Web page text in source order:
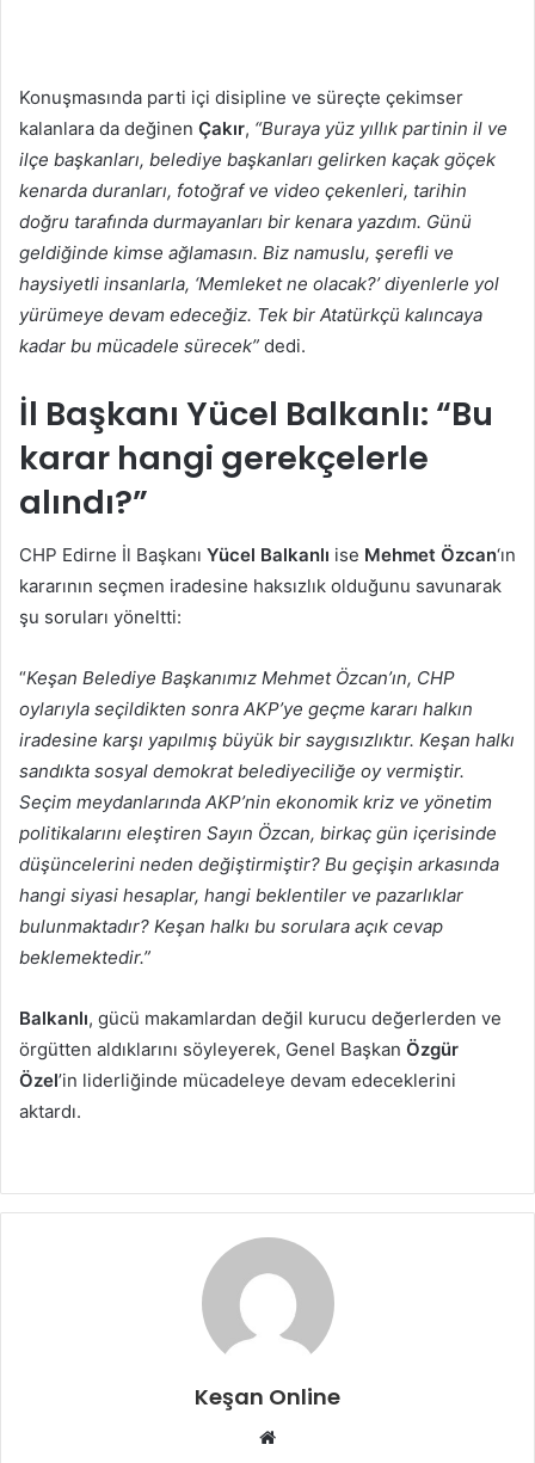
Konuşmasında parti içi disipline ve süreçte çekimser
kalanlara da değinen Çakır, “Buraya yüz yıllık partinin il ve
ilçe başkanları, belediye başkanları gelirken kaçak göçek
kenarda duranları, fotoğraf ve video çekenleri, tarihin
doğru tarafında durmayanları bir kenara yazdım. Günü
geldiğinde kimse ağlamasın. Biz namuslu, şerefli ve
haysiyetli insanlarla, ‘Memleket ne olacak?’ diyenlerle yol
yürümeye devam edeceğiz. Tek bir Atatürkçü kalıncaya
kadar bu mücadele sürecek” dedi.
İl Başkanı Yücel Balkanlı: “Bu
karar hangi gerekçelerle
alındı?”
CHP Edirne İl Başkanı Yücel Balkanlı ise Mehmet Özcan‘ın
kararının seçmen iradesine haksızlık olduğunu savunarak
şu soruları yöneltti:
“Keşan Belediye Başkanımız Mehmet Özcan’ın, CHP
oylarıyla seçildikten sonra AKP’ye geçme kararı halkın
iradesine karşı yapılmış büyük bir saygısızlıktır. Keşan halkı
sandıkta sosyal demokrat belediyeciliğe oy vermiştir.
Seçim meydanlarında AKP’nin ekonomik kriz ve yönetim
politikalarını eleştiren Sayın Özcan, birkaç gün içerisinde
düşüncelerini neden değiştirmiştir? Bu geçişin arkasında
hangi siyasi hesaplar, hangi beklentiler ve pazarlıklar
bulunmaktadır? Keşan halkı bu sorulara açık cevap
beklemektedir.”
Balkanlı, gücü makamlardan değil kurucu değerlerden ve
örgütten aldıklarını söyleyerek, Genel Başkan Özgür
Özel’in liderliğinde mücadeleye devam edeceklerini
aktardı.
Keşan Online
Web